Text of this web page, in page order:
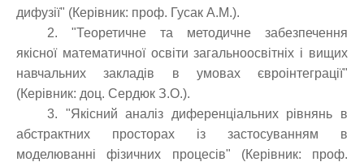
дифузії" (Керівник: проф. Гусак А.М.).
2. "Теоретичне та методичне забезпечення
якісної математичної освіти загальноосвітніх і вищих
навчальних закладів в умовах євроінтеграції"
(Керівник: доц. Сердюк З.О.).
3. "Якісний аналіз диференціальних рівнянь в
абстрактних просторах із застосуванням в
моделюванні фізичних процесів" (Керівник: проф.